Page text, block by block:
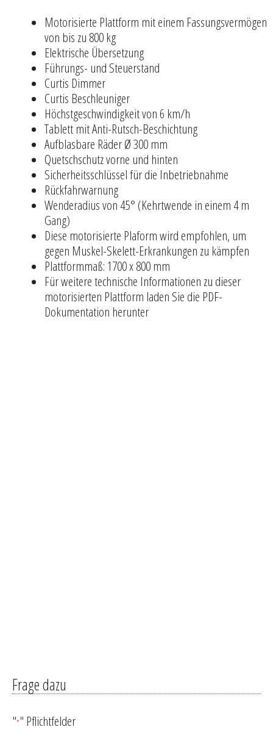
Motorisierte Plattform mit einem Fassungsvermögen
von bis zu 800 kg
Elektrische Übersetzung
Führungs- und Steuerstand
Curtis Dimmer
Curtis Beschleuniger
Höchstgeschwindigkeit von 6 km/h
Tablett mit Anti-Rutsch-Beschichtung
Aufblasbare Räder Ø 300 mm
Quetschschutz vorne und hinten
Sicherheitsschlüssel für die Inbetriebnahme
Rückfahrwarnung
Wenderadius von 45° (Kehrtwende in einem 4 m
Gang)
Diese motorisierte Plaform wird empfohlen, um
gegen Muskel-Skelett-Erkrankungen zu kämpfen
Plattformmaß: 1700 x 800 mm
Für weitere technische Informationen zu dieser
motorisierten Plattform laden Sie die PDF-
Dokumentation herunter
Frage dazu
"*" Pflichtfelder